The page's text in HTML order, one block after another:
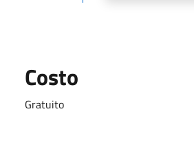
Costo
Gratuito